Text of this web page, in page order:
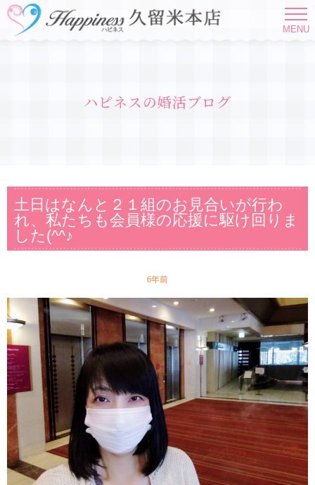
MENU
ハピネスの婚活ブログ
土日はなんと２１組のお見合いが行わ
れ、私たちも会員様の応援に駆け回りま
した(^^♪
6年前